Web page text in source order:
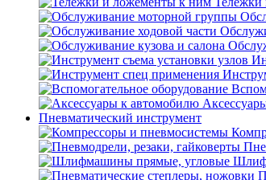
Пневматический инструмент